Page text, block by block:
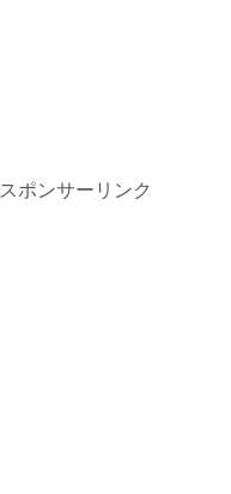
スポンサーリンク